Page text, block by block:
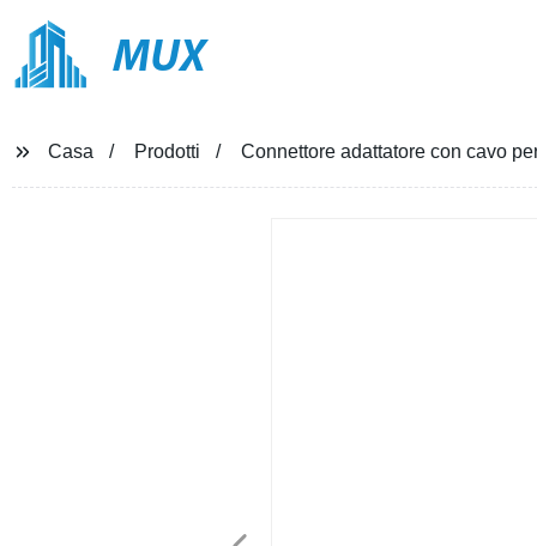
MUX
Casa Prodotti Connettore adattatore con cavo